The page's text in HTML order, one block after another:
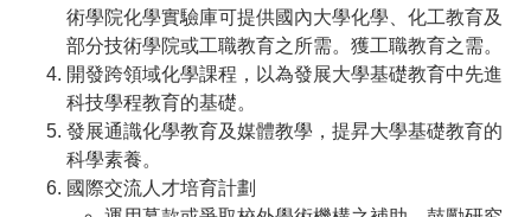
術學院化學實驗庫可提供國內大學化學、化工教育及
部分技術學院或工職教育之所需。獲工職教育之需。
開發跨領域化學課程，以為發展大學基礎教育中先進
科技學程教育的基礎。
發展通識化學教育及媒體教學，提昇大學基礎教育的
科學素養。
國際交流人才培育計劃